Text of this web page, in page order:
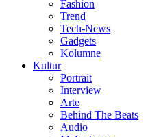
Fashion
Trend
Tech-News
Gadgets
Kolumne
Kultur
Portrait
Interview
Arte
Behind The Beats
Audio